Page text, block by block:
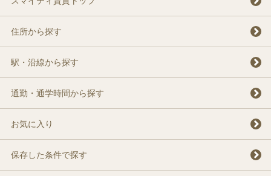
住所から探す
駅・沿線から探す
通勤・通学時間から探す
お気に入り
保存した条件で探す